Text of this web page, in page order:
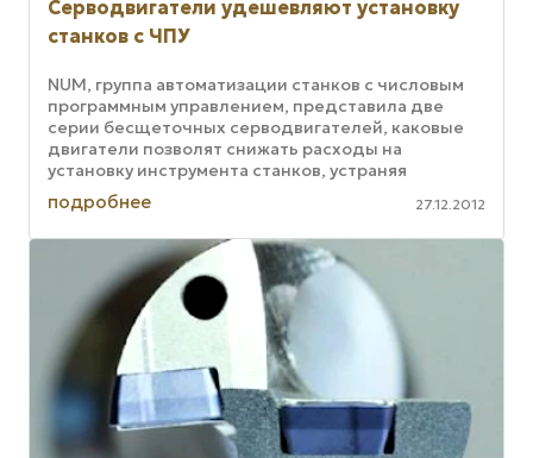
Серводвигатели удешевляют установку
станков с ЧПУ
NUM, группа автоматизации станков с числовым
программным управлением, представила две
серии бесщеточных серводвигателей, каковые
двигатели позволят снижать расходы на
установку инструмента станков, устраняя
необходимость в отдельном код-кабеле. ...
подробнее 27.12.2012